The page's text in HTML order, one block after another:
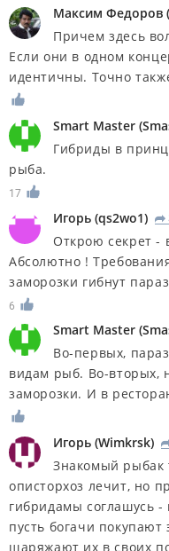
Максим Федоров (
Причем здесь
Если они в одном
идентичны. Точно
Smart Master (
Гибриды в
рыба.
17
Игорь (qs2wo1) R
Открою секрет -
Абсолютно !
заморозки гибнут
6
Smart Master (
Во-первых,
видам рыб. Во-вторых,
заморозки. И в
Игорь (Wimkrsk)
Знакомый рыбак
описторхоз лечит, но
гибридамы соглашусь
пусть богачи
щаряжают их в своих